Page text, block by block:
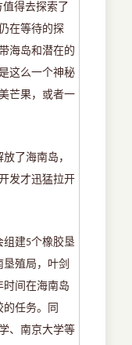
得去探索了
在等待的探
海岛和潜在的
这么一个神秘
芒果，或者一
了海南岛，
发才迅猛拉开
组建5个橡胶垦
殖局，叶剑
时间在海南岛
的任务。同
、南京大学等